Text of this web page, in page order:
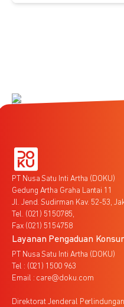
PT Nusa Satu Inti Artha (DOKU)
Gedung Artha Graha Lantai 11
Jl. Jend. Sudirman Kav. 52-53,
Tel. (021) 5150785,
Fax (021) 5154758
Layanan Pengaduan
PT Nusa Satu Inti Artha (DOKU)
Tel : (021) 1500 963
Email : care@doku.com
Direktorat Jenderal